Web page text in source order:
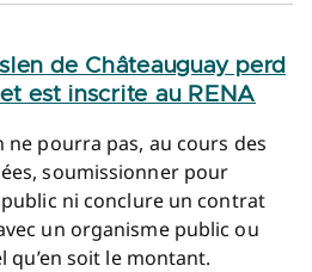
de Châteauguay perd
est inscrite au RENA
ne pourra pas, au cours des
soumissionner pour
ni conclure un contrat
un organisme public ou
qu’en soit le montant.